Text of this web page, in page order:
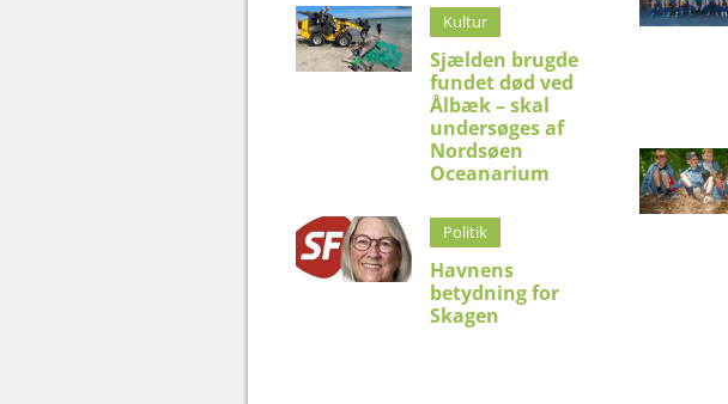
Kultur
Sjælden brugde
fundet død ved
Ålbæk – skal
undersøges af
Nordsøen
Oceanarium
Politik
Havnens
betydning for
Skagen